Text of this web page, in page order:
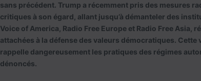
sans précédent. Trump a récemment pris des mesures
critiques à son égard, allant jusqu’à démanteler des
Voice of America, Radio Free Europe et Radio Free
attachées à la défense des valeurs démocratiques.
rappelle dangereusement les pratiques des régimes
dénoncés.